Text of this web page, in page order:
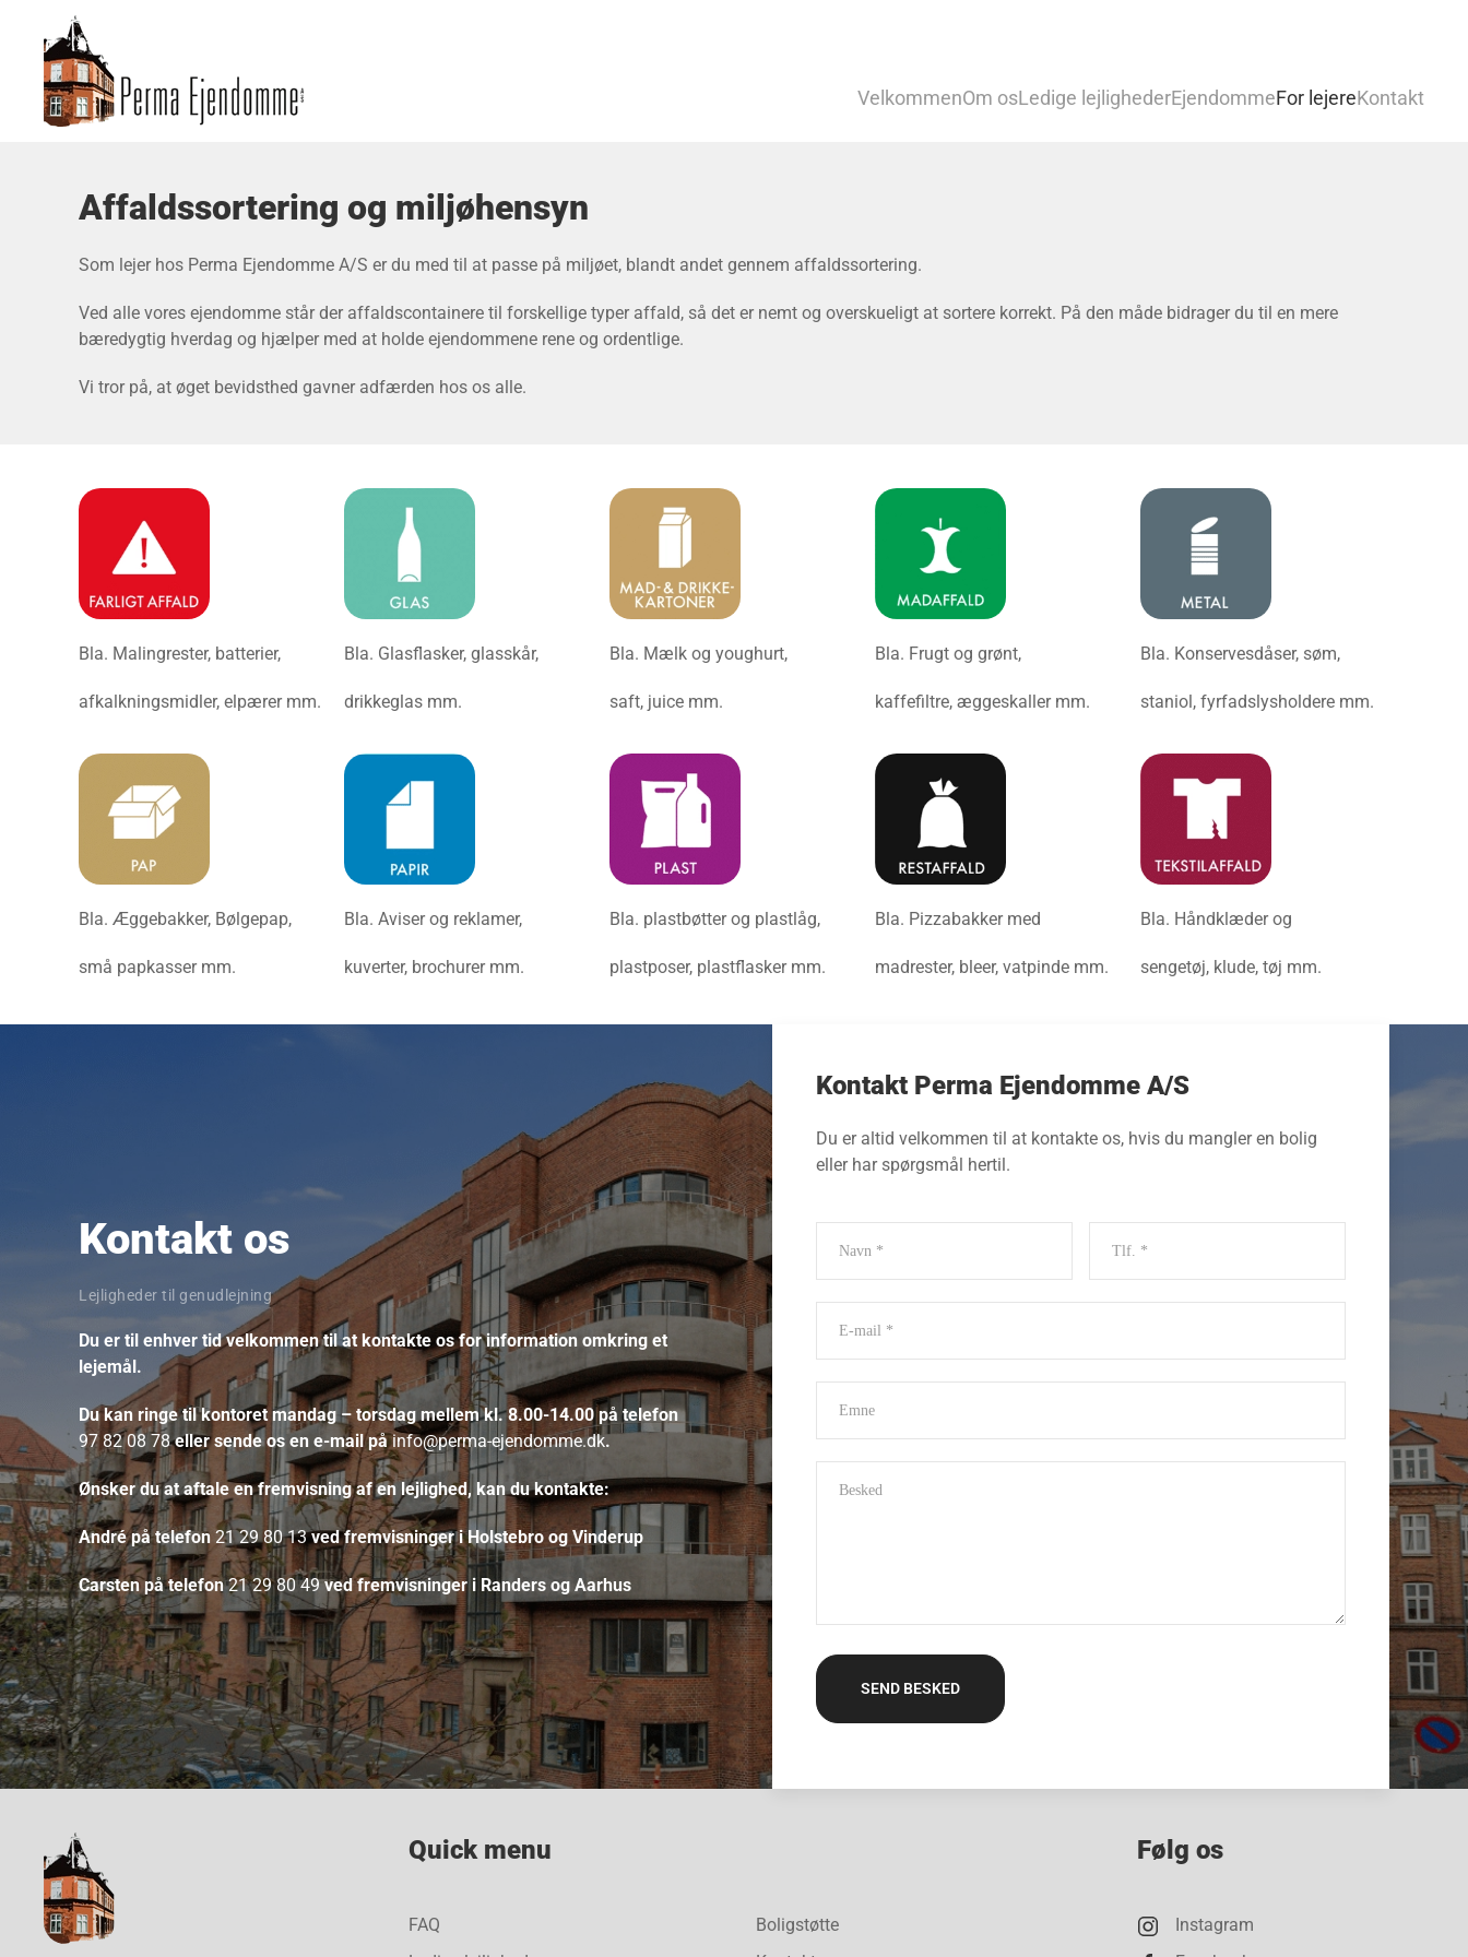
Gå til hovedindhold
VelkommenOm osLedige lejlighederEjendomme For lejere Kontakt
Affaldssortering og miljøhensyn
Som lejer hos Perma Ejendomme A/S er du med til at passe på miljøet, blandt andet gennem affaldssortering.
Ved alle vores ejendomme står der affaldscontainere til forskellige typer affald, så det er nemt og overskueligt at sortere korrekt. På den måde bidrager du til en mere
bæredygtig hverdag og hjælper med at holde ejendommene rene og ordentlige.
Vi tror på, at øget bevidsthed gavner adfærden hos os alle.
Bla. Malingrester, batterier,
afkalkningsmidler, elpærer mm.
Bla. Glasflasker, glasskår,
drikkeglas mm.
Bla. Mælk og youghurt,
saft, juice mm.
Bla. Frugt og grønt,
kaffefiltre, æggeskaller mm.
Bla. Konservesdåser, søm,
staniol, fyrfadslysholdere mm.
Bla. Æggebakker, Bølgepap,
små papkasser mm.
Bla. Aviser og reklamer,
kuverter, brochurer mm.
Bla. plastbøtter og plastlåg,
plastposer, plastflasker mm.
Bla. Pizzabakker med
madrester, bleer, vatpinde mm.
Bla. Håndklæder og
sengetøj, klude, tøj mm.
Kontakt os
Lejligheder til genudlejning
Du er til enhver tid velkommen til at kontakte os for information omkring et
lejemål.
Du kan ringe til kontoret mandag – torsdag mellem kl. 8.00-14.00 på telefon
97 82 08 78eller sende os en e-mail påinfo@perma-ejendomme.dk.
Ønsker du at aftale en fremvisning af en lejlighed, kan du kontakte:
André på telefon 21 29 80 13ved fremvisninger i Holstebro og Vinderup
Carsten på telefon21 29 80 49ved fremvisninger i Randers og Aarhus
Kontakt Perma Ejendomme A/S
Du er altid velkommen til at kontakte os, hvis du mangler en bolig
eller har spørgsmål hertil.
Quick menu
FAQ
Boligstøtte
Følg os
Instagram